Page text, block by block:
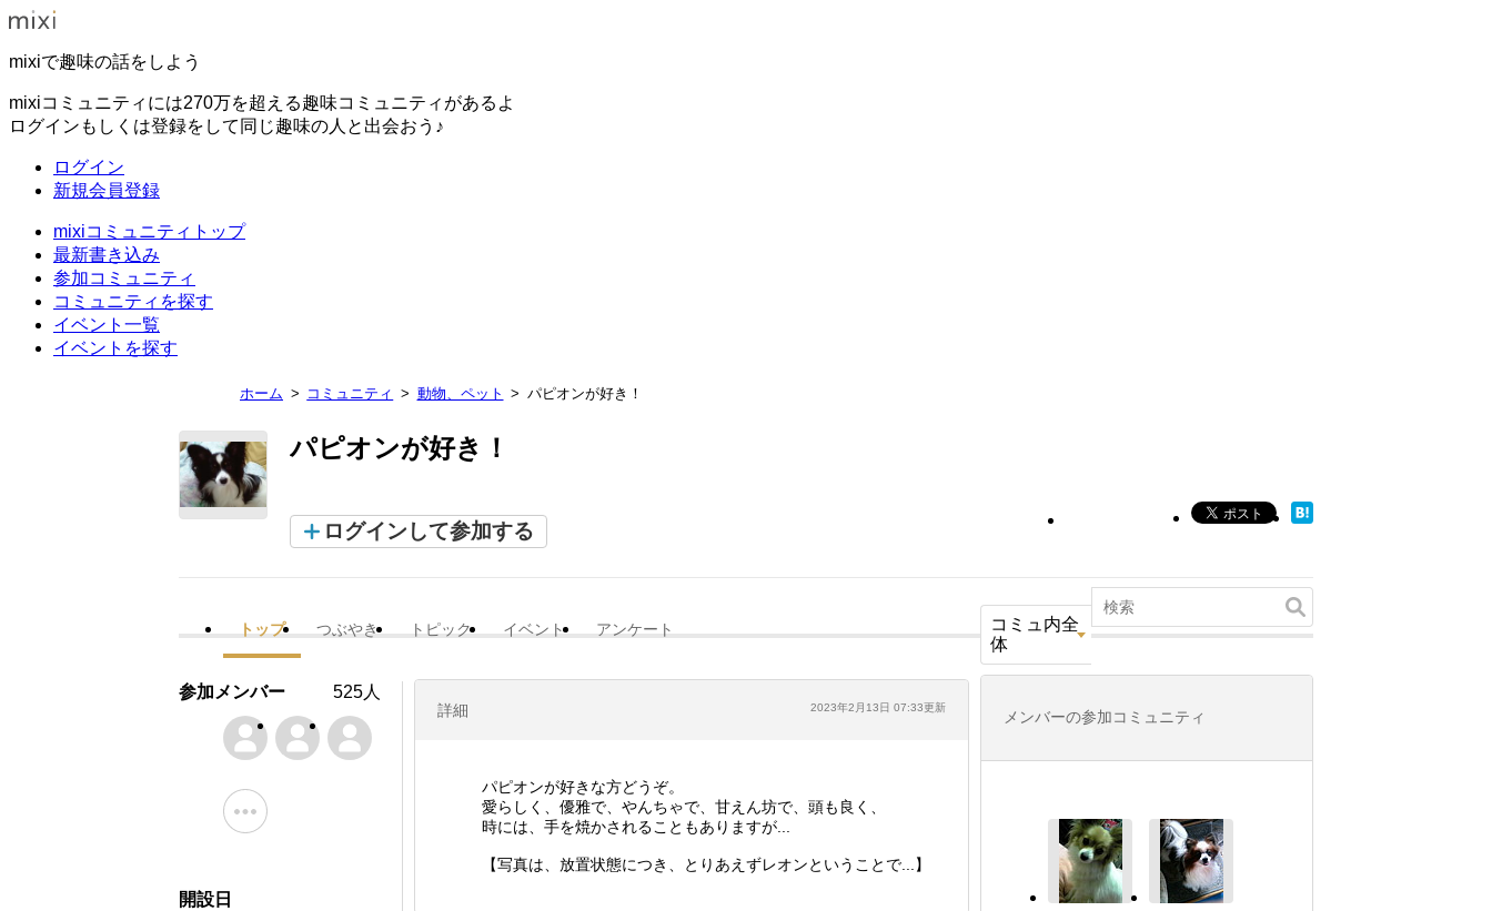
mixiで趣味の話をしよう
mixiコミュニティには270万を超える趣味コミュニティがあるよ
ログインもしくは登録をして同じ趣味の人と出会おう♪
ログイン
新規会員登録
mixiコミュニティトップ
最新書き込み
参加コミュニティ
コミュニティを探す
イベント一覧
イベントを探す
ホーム コミュニティ 動物、ペット パピオンが好き！
パピオンが好き！
ログインして参加する
トップ つぶやき トピック イベント アンケート
コミュ内全
体
詳細 2023年2月13日 07:33更新
パピオンが好きな方どうぞ。
愛らしく、優雅で、やんちゃで、甘えん坊で、頭も良く、
時には、手を焼かされることもありますが...
【写真は、放置状態につき、とりあえずレオンということで...】
参加メンバー 525人
開設日
メンバーの参加コミュニティ